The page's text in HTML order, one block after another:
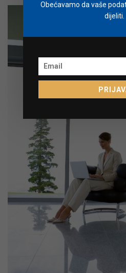
Obećavamo da vaše
dijeliti.